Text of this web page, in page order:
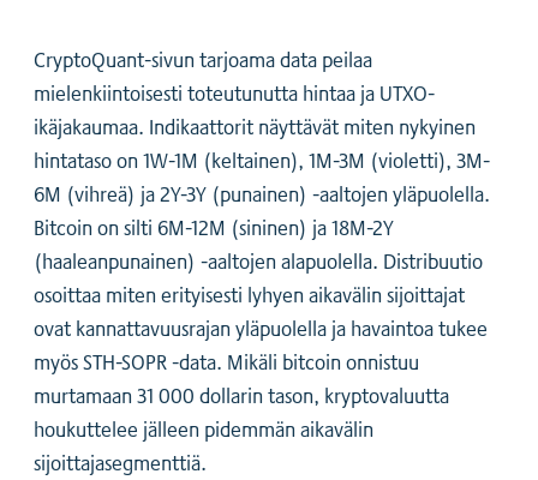
CryptoQuant-sivun tarjoama data peilaa
mielenkiintoisesti toteutunutta hintaa ja UTXO-
ikäjakaumaa. Indikaattorit näyttävät miten nykyinen
hintataso on 1W-1M (keltainen), 1M-3M (violetti), 3M-
6M (vihreä) ja 2Y-3Y (punainen) -aaltojen yläpuolella.
Bitcoin on silti 6M-12M (sininen) ja 18M-2Y
(haaleanpunainen) -aaltojen alapuolella. Distribuutio
osoittaa miten erityisesti lyhyen aikavälin sijoittajat
ovat kannattavuusrajan yläpuolella ja havaintoa tukee
myös STH-SOPR -data. Mikäli bitcoin onnistuu
murtamaan 31 000 dollarin tason, kryptovaluutta
houkuttelee jälleen pidemmän aikavälin
sijoittajasegmenttiä.